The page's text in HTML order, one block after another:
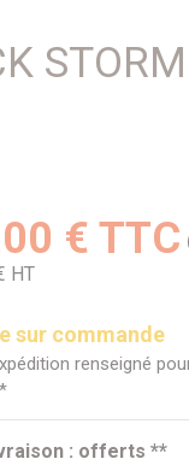
€ TTC
HT
sur commande
renseigné
: offerts **